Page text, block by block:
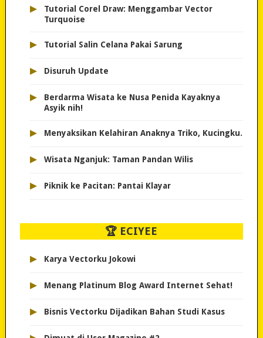
▸
Tutorial Corel Draw: Menggambar Vector
Turquoise
▸ Tutorial Salin Celana Pakai Sarung
▸ Disuruh Update
▸
Berdarma Wisata ke Nusa Penida Kayaknya
Asyik nih!
▸ Menyaksikan Kelahiran Anaknya Triko, Kucingku.
▸ Wisata Nganjuk: Taman Pandan Wilis
▸ Piknik ke Pacitan: Pantai Klayar
🏆 ECIYEE
▸ Karya Vectorku Jokowi
▸ Menang Platinum Blog Award Internet Sehat!
▸ Bisnis Vectorku Dijadikan Bahan Studi Kasus